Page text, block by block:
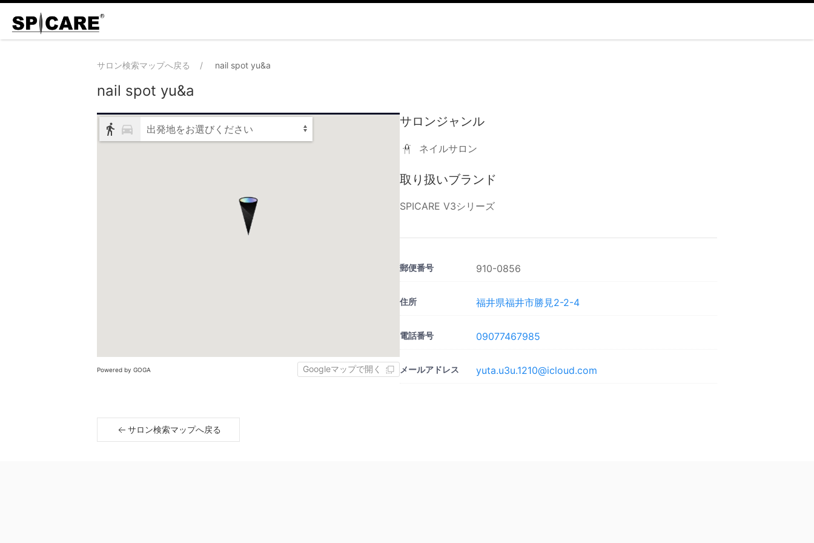
サロン検索マップへ戻る nail spot yu&a
nail spot yu&a
出発地をお選びください
Powered by GOGA Googleマップで開く
サロンジャンル
ネイルサロン
取り扱いブランド
SPICARE V3シリーズ
郵便番号 910-0856
住所 福井県福井市勝見2-2-4
電話番号 09077467985
メールアドレス yuta.u3u.1210@icloud.com
サロン検索マップへ戻る